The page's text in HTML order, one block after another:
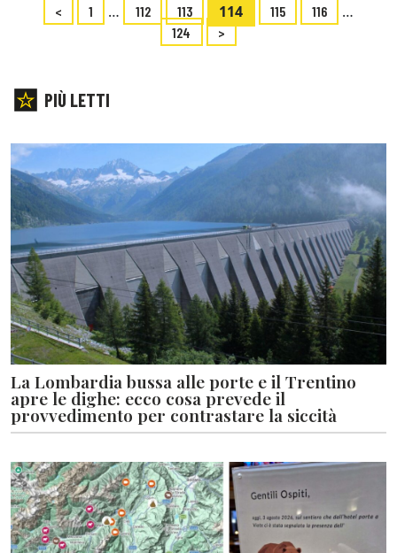
< 1 … 112 113 114 115 116 …
124 >
PIÙ LETTI
La Lombardia bussa alle porte e il Trentino
apre le dighe: ecco cosa prevede il
provvedimento per contrastare la siccità